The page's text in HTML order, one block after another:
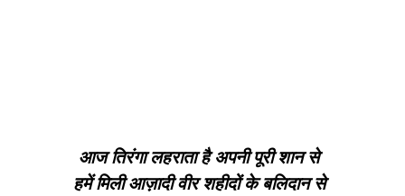
आज तिरंगा लहराता है अपनी पूरी शान से
हमें मिली आज़ादी वीर शहीदों के बलिदान से